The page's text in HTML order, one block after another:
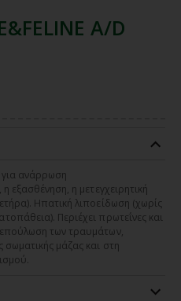
A/D
για ανάρρωση
εξασθένηση, η μετεγχειρητική
Ηπατική λιποείδωση (χωρίς
Περιέχει πρωτεΐνες και
των τραυμάτων,
μάζας και στη